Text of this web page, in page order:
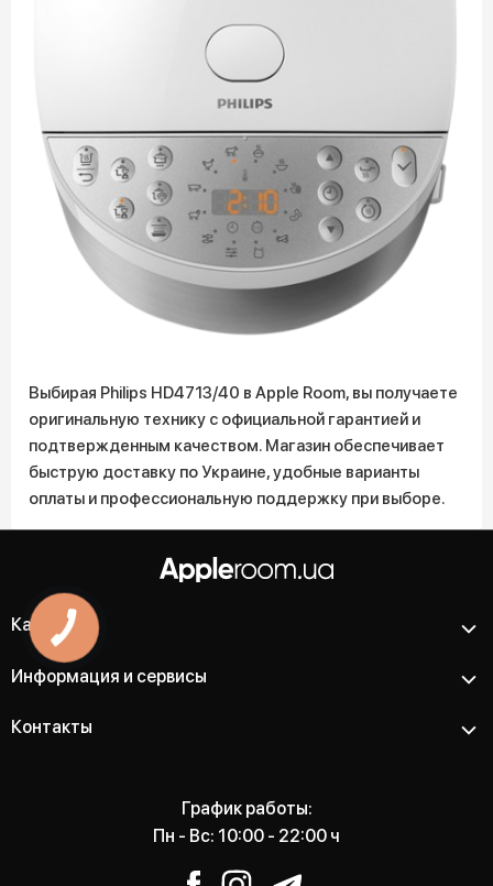
Выбирая Philips HD4713/40 в Apple Room, вы получаете
оригинальную технику с официальной гарантией и
подтвержденным качеством. Магазин обеспечивает
быструю доставку по Украине, удобные варианты
оплаты и профессиональную поддержку при выборе.
Каталог
Информация и сервисы
Контакты
График работы:
Пн - Вс: 10:00 - 22:00 ч